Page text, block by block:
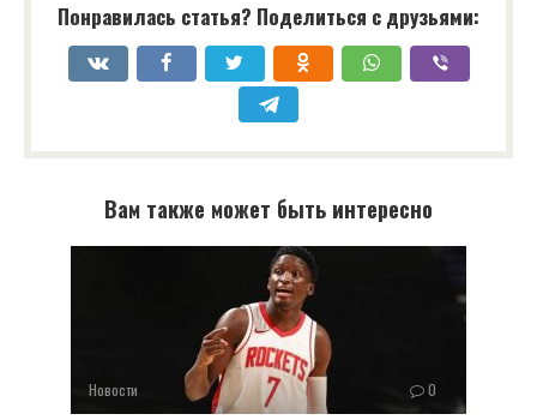
Понравилась статья? Поделиться с друзьями:
Вам также может быть интересно
Новости 0